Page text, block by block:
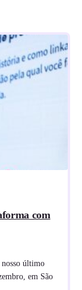
com
último
em São